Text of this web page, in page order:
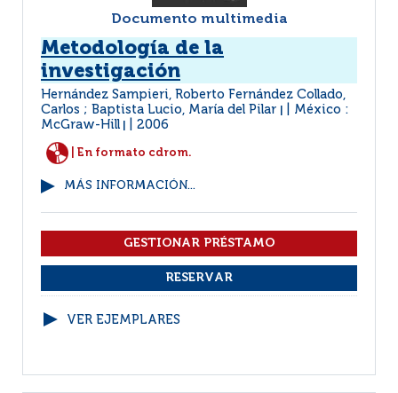
Documento multimedia
Metodología de la
investigación
Hernández Sampieri, Roberto Fernández Collado,
Carlos ; Baptista Lucio, María del Pilar
México :
McGraw-Hill
2006
| En formato cdrom.
MÁS INFORMACIÓN...
VER EJEMPLARES